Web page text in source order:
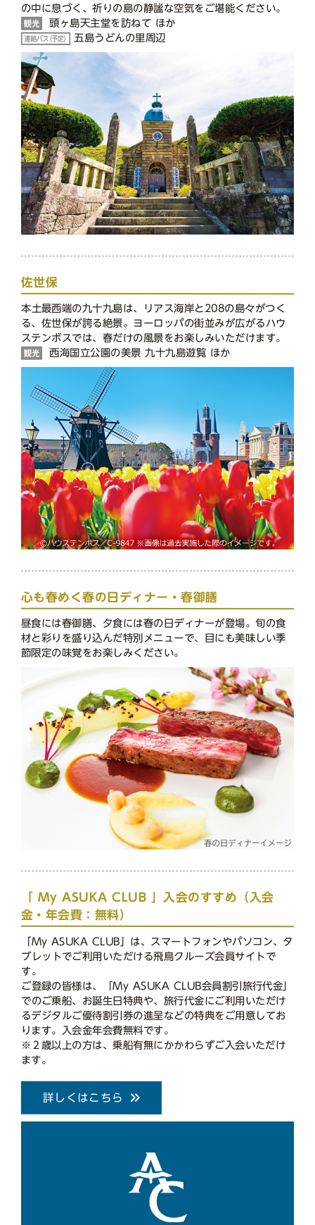
の中に息づく、祈りの島の静謐な空気をご堪能ください。
頭ヶ島天主堂を訪ねて ほか
五島うどんの里周辺
佐世保
本土最西端の九十九島は、リアス海岸と208の島々がつく
る、佐世保が誇る絶景。ヨーロッパの街並みが広がるハウ
ステンボスでは、春だけの風景をお楽しみいただけます。
西海国立公園の美景 九十九島遊覧 ほか
心も春めく春の日ディナー・春御膳
昼食には春御膳、夕食には春の日ディナーが登場。旬の食
材と彩りを盛り込んだ特別メニューで、目にも美味しい季
節限定の味覚をお楽しみください。
「 My ASUKA CLUB 」入会のすすめ（入会
金・年会費：無料）
「My ASUKA CLUB」は、スマートフォンやパソコン、タ
ブレットでご利用いただける飛鳥クルーズ会員サイトで
す。
ご登録の皆様は、「My ASUKA CLUB会員割引旅行代金」
でのご乗船、お誕生日特典や、旅行代金にご利用いただけ
るデジタルご優待割引券の進呈などの特典をご用意してお
ります。入会金年会費無料です。
※２歳以上の方は、乗船有無にかかわらずご入会いただけ
ます。
詳しくはこちら